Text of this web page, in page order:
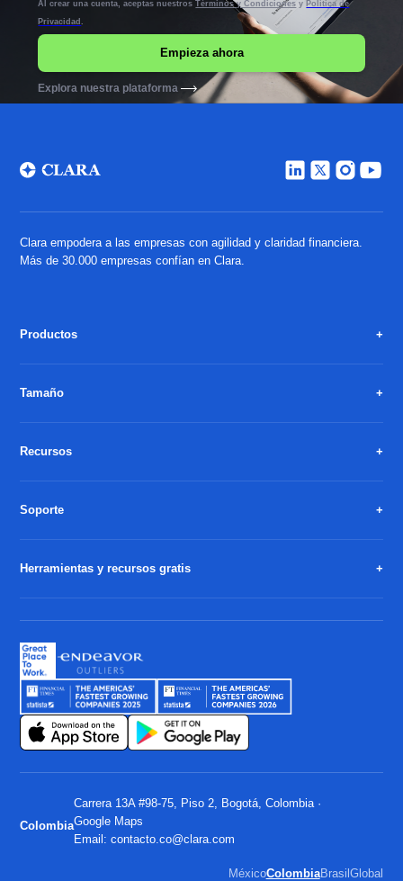
Al crear una cuenta, aceptas nuestrosTérminos y Condiciones y Política de
Privacidad
Explora nuestra plataforma
Clara empodera a las empresas con agilidad y claridad financiera.
Más de 30.000 empresas confían en Clara.
Productos
Tamaño
Recursos
Soporte
Herramientas y recursos gratis
Colombia
Carrera 13A #98-75, Piso 2, Bogotá, Colombia ·
Google Maps
Email:contacto.co@clara.com
MéxicoColombiaBrasilGlobal